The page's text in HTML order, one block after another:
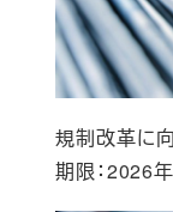
規制改革に
期限：2026年